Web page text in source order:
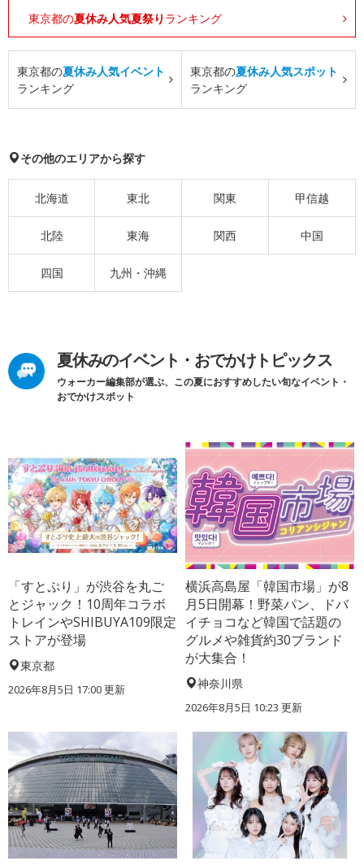
東京都の夏休み人気夏祭り ランキング
東京都の夏休み人気イベント
ランキング
東京都の夏休み人気スポット
ランキング
その他のエリアから探す
北海道 東北 関東 甲信越
北陸 東海 関西 中国
四国 九州・沖縄
夏休みのイベント・おでかけトピックス
ウォーカー編集部が選ぶ、この夏におすすめしたい旬なイベント・
おでかけスポット
「すとぷり」が渋谷を丸ご
とジャック！10周年コラボ
トレインやSHIBUYA109限定
ストアが登場
東京都
2026年8月5日 17:00更新
横浜高島屋「韓国市場」が8
月5日開幕！野菜パン、ドバ
イチョコなど韓国で話題の
グルメや雑貨約30ブランド
が大集合！
神奈川県
2026年8月5日 10:23 更新